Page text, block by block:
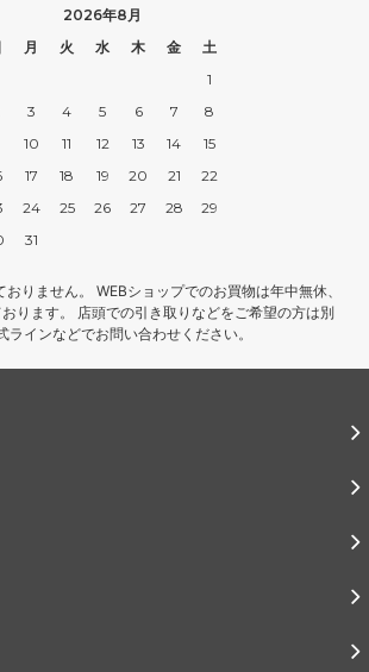
2026年8月
月 火 水 木 金
土
1
3 4 5 6 7
8
10 11 12 13 14
15
17 18 19 20 21
22
24 25 26 27 28
29
31
りません。 WEBショップでのお買物は年中無休、
ります。 店頭での引き取りなどをご希望の方は別
ラインなどでお問い合わせください。